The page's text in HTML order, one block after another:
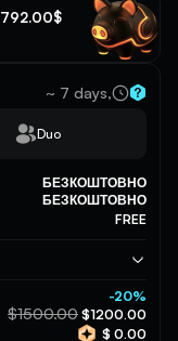
792.00$
~ 7 days,
Duo
БЕЗКОШТОВНО
БЕЗКОШТОВНО
FREE
-20%
$1500.00 $1200.00
$ 0.00